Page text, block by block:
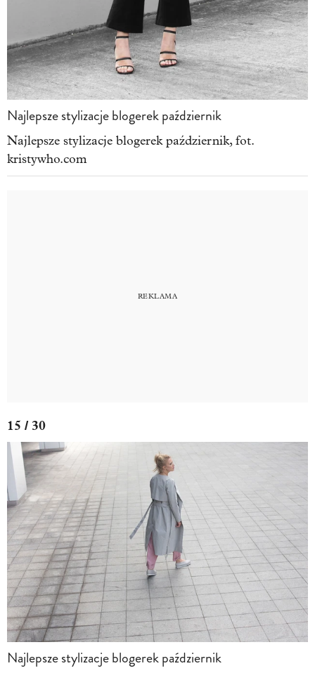
Najlepsze stylizacje blogerek październik
Najlepsze stylizacje blogerek październik, fot.
kristywho.com
15 / 30
Najlepsze stylizacje blogerek październik